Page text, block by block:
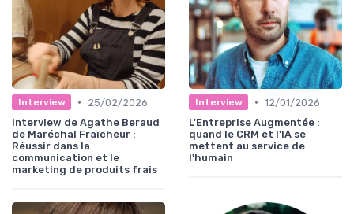
Interview •
25/02/2026
Interview de Agathe Beraud
de Maréchal Fraîcheur :
Réussir dans la
communication et le
marketing de produits frais
Interview • 12/01/2026
L'Entreprise Augmentée :
quand le CRM et l'IA se
mettent au service de
l'humain